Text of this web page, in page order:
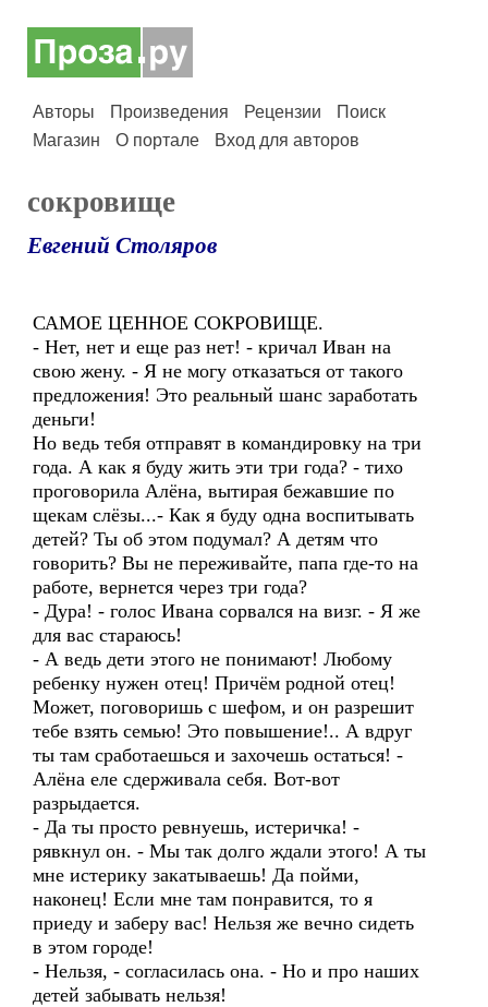
Авторы Произведения Рецензии
Поиск
Магазин
О портале Вход для авторов
сокровище
Евгений Столяров
САМОЕ ЦЕННОЕ СОКРОВИЩЕ.
- Нет, нет и еще раз нет! - кричал Иван на
свою жену. - Я не могу отказаться от такого
предложения! Это реальный шанс заработать
деньги!
Но ведь тебя отправят в командировку на три
года. А как я буду жить эти три года? - тихо
проговорила Алёна, вытирая бежавшие по
щекам слёзы...- Как я буду одна воспитывать
детей? Ты об этом подумал? А детям что
говорить? Вы не переживайте, папа где-то на
работе, вернется через три года?
- Дура! - голос Ивана сорвался на визг. - Я же
для вас стараюсь!
- А ведь дети этого не понимают! Любому
ребенку нужен отец! Причём родной отец!
Может, поговоришь с шефом, и он разрешит
тебе взять семью! Это повышение!.. А вдруг
ты там сработаешься и захочешь остаться! -
Алёна еле сдерживала себя. Вот-вот
разрыдается.
- Да ты просто ревнуешь, истеричка! -
рявкнул он. - Мы так долго ждали этого! А ты
мне истерику закатываешь! Да пойми,
наконец! Если мне там понравится, то я
приеду и заберу вас! Нельзя же вечно сидеть
в этом городе!
- Нельзя, - согласилась она. - Но и про наших
детей забывать нельзя!